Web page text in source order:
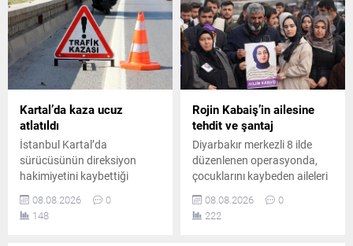
şüphelilerin yakalanması için
çalışmalar sürüyor.
gençlere önemli mesajlar
verdi.
Kartal’da kaza ucuz
atlatıldı
İstanbul Kartal’da
sürücüsünün direksiyon
hakimiyetini kaybettiği
otomobilin park halindeki üç
araca çarpmasıyla meydana
gelen kazada iki kişi
08.08.2026
0
148
Rojin Kabaiş’in ailesine
tehdit ve şantaj
Diyarbakır merkezli 8 ilde
düzenlenen operasyonda,
çocuklarını kaybeden aileleri
tehdit ve şantajla hedef
aldığı belirlenen 10 şüpheli
yakalandı. Şüphelilerden 2’si
08.08.2026
0
222